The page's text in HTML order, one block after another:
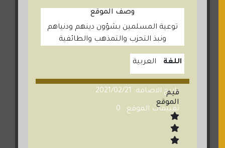
وصف الموقع
توعية المسلمين بشؤون دينهم ودنياهم
ونبذ التحزب والتمذهب والطائفية
اللغة العربية
تاريخ الاضافة: 2021/02/21
تقييمات الموقع : 0
قيم
الموقع